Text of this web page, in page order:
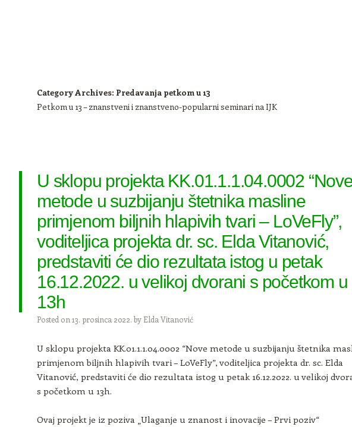
Category Archives: Predavanja petkom u 13
Petkom u 13 – znanstveni i znanstveno-popularni seminari na IJK
U sklopu projekta KK.01.1.1.04.0002
metode u suzbijanju štetnika masline
primjenom biljnih hlapivih tvari – LoVeFly”,
voditeljica projekta dr. sc. Elda Vitanović,
predstaviti će dio rezultata istog u petak
16.12.2022. u velikoj dvorani s početkom u
13h
Posted on 13. prosinca 2022. by Elda Vitanović
U sklopu projekta KK.01.1.1.04.0002 “Nove metode u suzbijanju štetnika
primjenom biljnih hlapivih tvari – LoVeFly”, voditeljica projekta dr. sc. Elda
Vitanović, predstaviti će dio rezultata istog u petak 16.12.2022. u velikoj
s početkom u 13h.
Ovaj projekt je iz poziva „Ulaganje u znanost i inovacije – Prvi poziv“